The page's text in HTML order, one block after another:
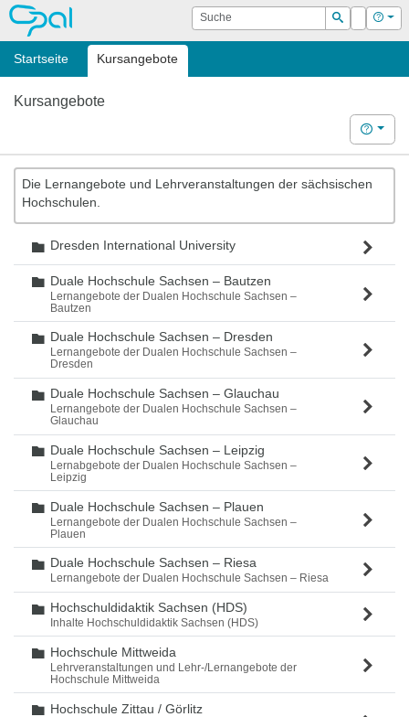
OPAL Suche
Suchen
Login Hilfe
Startseite Kursangebote
Kursangebote
Hilfe
Die Lernangebote und Lehrveranstaltungen der sächsischen
Hochschulen.
Ordner
Dresden International University
Ordner
Duale Hochschule Sachsen – Bautzen
Lernangebote der Dualen Hochschule Sachsen –
Bautzen
Ordner
Duale Hochschule Sachsen – Dresden
Lernangebote der Dualen Hochschule Sachsen –
Dresden
Ordner
Duale Hochschule Sachsen – Glauchau
Lernangebote der Dualen Hochschule Sachsen –
Glauchau
Ordner
Duale Hochschule Sachsen – Leipzig
Lernabgebote der Dualen Hochschule Sachsen –
Leipzig
Ordner
Duale Hochschule Sachsen – Plauen
Lernangebote der Dualen Hochschule Sachsen –
Plauen
Ordner
Duale Hochschule Sachsen – Riesa
Lernangebote der Dualen Hochschule Sachsen – Riesa
Ordner
Hochschuldidaktik Sachsen (HDS)
Inhalte Hochschuldidaktik Sachsen (HDS)
Ordner
Hochschule Mittweida
Lehrveranstaltungen und Lehr-/Lernangebote der
Hochschule Mittweida
Ordner
Hochschule Zittau / Görlitz